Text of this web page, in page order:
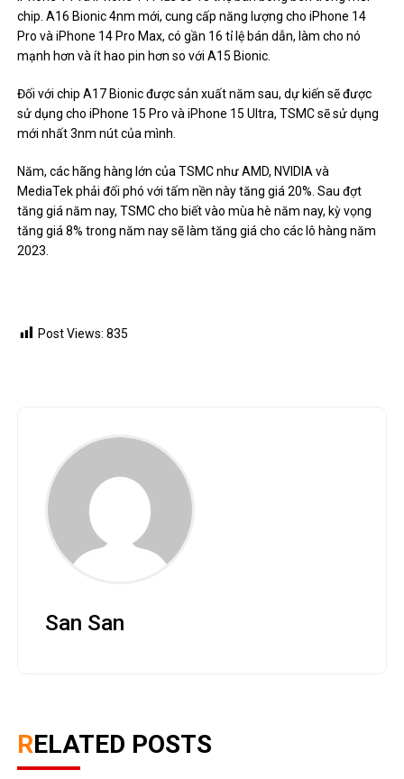
chip. A16 Bionic 4nm mới, cung cấp năng lượng cho iPhone 14
Pro và iPhone 14 Pro Max, có gần 16 tỉ lệ bán dẫn, làm cho nó
mạnh hơn và ít hao pin hơn so với A15 Bionic.
Đối với chip A17 Bionic được sản xuất năm sau, dự kiến ​​sẽ được
sử dụng cho iPhone 15 Pro và iPhone 15 Ultra, TSMC sẽ sử dụng
mới nhất 3nm nút của mình.
Năm, các hãng hàng lớn của TSMC như AMD, NVIDIA và
MediaTek phải đối phó với tấm nền này tăng giá 20%. Sau đợt
tăng giá năm nay, TSMC cho biết vào mùa hè năm nay, kỳ vọng
tăng giá 8% trong năm nay sẽ làm tăng giá cho các lô hàng năm
2023.
Post Views: 835
San San
RELATED POSTS